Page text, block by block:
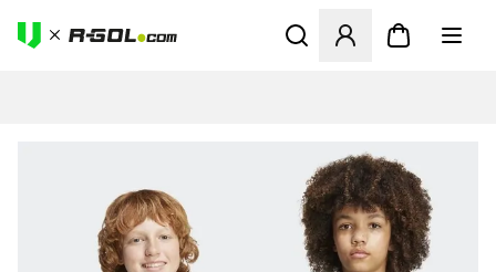
Abre un modal para iniciar